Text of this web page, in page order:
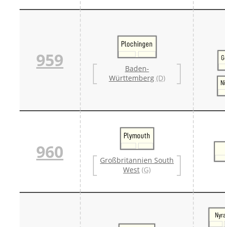
959
Plochingen
Baden-
Württemberg (D)
960
Plymouth
Großbritannien South
West (G)